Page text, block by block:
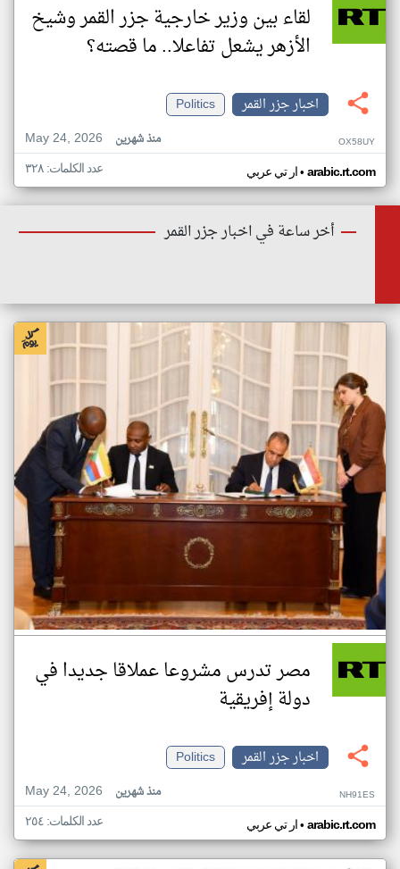
لقاء بين وزير خارجية جزر القمر وشيخ
الأزهر يشعل تفاعلا.. ما قصته؟
اخبار جزر القمر
Politics
May 24, 2026
منذ شهرين OX58UY
ار تي عربي• arabic.rt.com عدد الكلمات: ٣٢٨
أخر ساعة في اخبار جزر القمر
مصر تدرس مشروعا عملاقا جديدا في
دولة إفريقية
اخبار جزر القمر
Politics
May 24, 2026
منذ شهرين NH91ES
ار تي عربي• arabic.rt.com عدد الكلمات: ٢٥٤